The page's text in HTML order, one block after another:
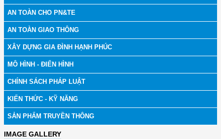
AN TOÀN CHO PN&TE
AN TOÀN GIAO THÔNG
XÂY DỰNG GIA ĐÌNH HẠNH PHÚC
MÔ HÌNH - ĐIỂN HÌNH
CHÍNH SÁCH PHÁP LUẬT
KIẾN THỨC - KỸ NĂNG
SẢN PHẨM TRUYỀN THÔNG
IMAGE GALLERY